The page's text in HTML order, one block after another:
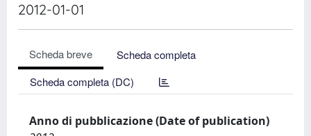
2012-01-01
Scheda breve
Scheda completa
Scheda completa (DC)
Anno di pubblicazione (Date of publication)